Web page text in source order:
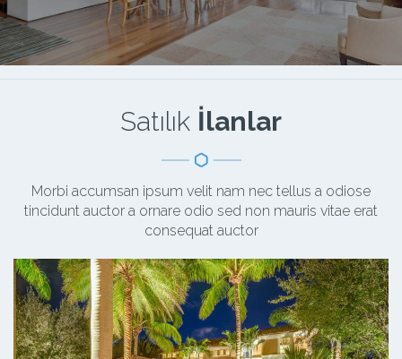
Satılık İlanlar
Morbi accumsan ipsum velit nam nec tellus a odiose
tincidunt auctor a ornare odio sed non mauris vitae erat
consequat auctor